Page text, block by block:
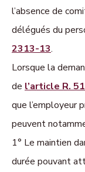
l’absence de
délégués du
2313-13.
Lorsque la
de l’article R.
que l’employeur
peuvent
1° Le maintien
durée pouvant